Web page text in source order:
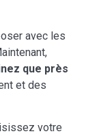
avec les
que près
et des
votre